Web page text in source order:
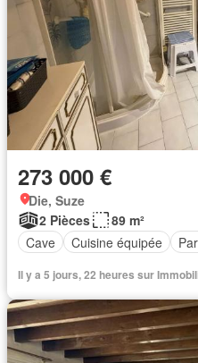
273 000 €
Die, Suze
2 Pièces
89 m²
Cave
Cuisine équipée
Il y a 5 jours, 22 heures sur